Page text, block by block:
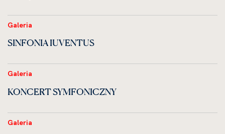
Galeria
SINFONIA IUVENTUS
Galeria
KONCERT SYMFONICZNY
Galeria